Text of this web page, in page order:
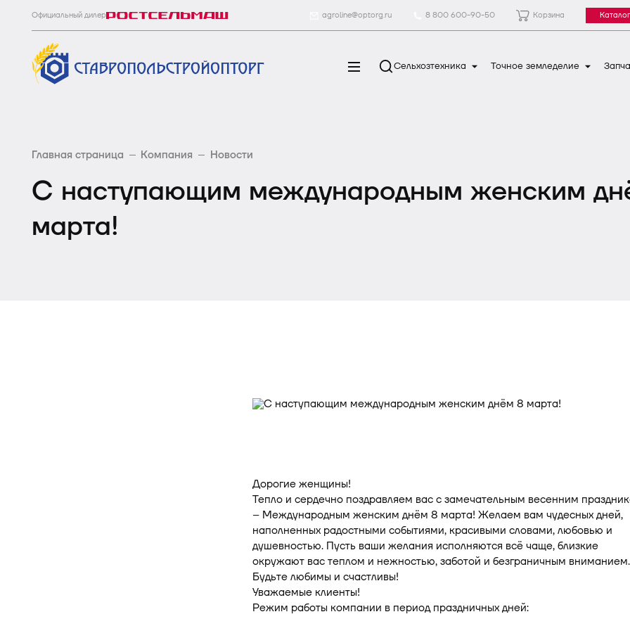
Официальный дилер agroline@optorg.ru 8 800 600-90-50 Корзина
Сельхозтехника Точное земледелие
Главная страница Компания Новости
С наступающим международным женским
марта!
Дорогие женщины!
Тепло и сердечно поздравляем вас с замечательным весенним
– Международным женским днём 8 марта! Желаем вам чудесных дней,
наполненных радостными событиями, красивыми словами, любовью и
душевностью. Пусть ваши желания исполняются всё чаще, близкие
окружают вас теплом и нежностью, заботой и безграничным вниманием.
Будьте любимы и счастливы!
Уважаемые клиенты!
Режим работы компании в период праздничных дней: